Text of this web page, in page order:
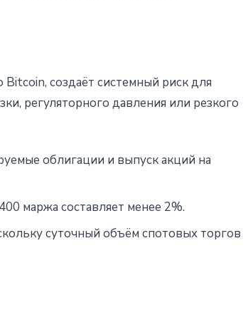
создаёт системный риск для
регуляторного давления или резкого
облигации и выпуск акций на
маржа составляет менее 2%.
суточный объём спотовых торгов